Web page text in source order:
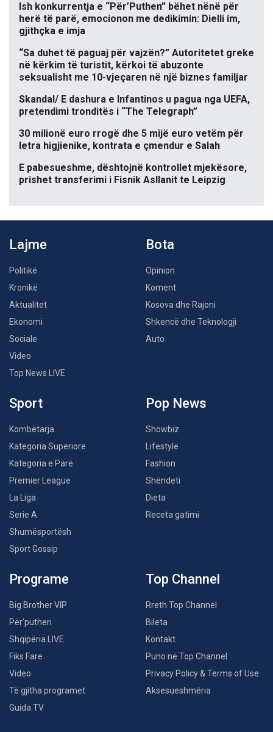
Ish konkurrentja e “Për’Puthen” bëhet nënë për
herë të parë, emocionon me dedikimin: Dielli im,
gjithçka e imja
“Sa duhet të paguaj për vajzën?” Autoritetet greke
në kërkim të turistit, kërkoi të abuzonte
seksualisht me 10-vjeçaren në një biznes familjar
Skandal/ E dashura e Infantinos u pagua nga UEFA,
pretendimi tronditës i “The Telegraph”
30 milionë euro rrogë dhe 5 mijë euro vetëm për
letra higjienike, kontrata e çmendur e Salah
E pabesueshme, dështojnë kontrollet mjekësore,
prishet transferimi i Fisnik Asllanit te Leipzig
Lajme
Politikë
Kronikë
Aktualitet
Ekonomi
Sociale
Video
Top News LIVE
Bota
Opinion
Koment
Kosova dhe Rajoni
Shkencë dhe Teknologji
Auto
Sport
Kombëtarja
Kategoria Superiore
Kategoria e Parë
Premier League
La Liga
Serie A
Shumësportësh
Sport Gossip
Pop News
Showbiz
Lifestyle
Fashion
Shëndeti
Dieta
Receta gatimi
Programe
Big Brother VIP
Për’puthen
Shqipëria LIVE
Fiks Fare
Video
Të gjitha programet
Guida TV
Top Channel
Rreth Top Channel
Bileta
Kontakt
Puno në Top Channel
Privacy Policy & Terms of Use
Aksesueshmëria